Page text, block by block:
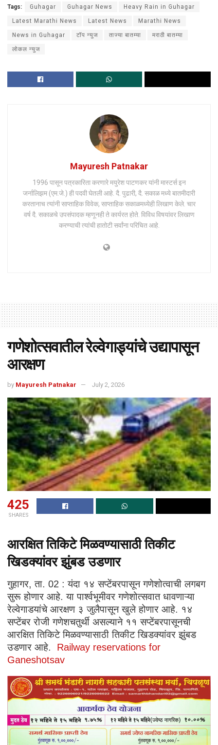
Tags: Guhagar Guhagar News Heavy Rain in Guhagar
Latest Marathi News Latest News Marathi News
News in Guhagar टॉप न्युज ताज्या बातम्या मराठी बातम्या
लोकल न्युज
Mayuresh Patnakar
1996 पासून पत्रकारिता करणारे मयुरेश पाटणकर यांनी मास्टर्स इन
जर्नालिझम (एम.जे.) ही पदवी घेतली आहे. दै. पुढारी, दै. सकाळ मध्ये बातमीदारी
करतानाच त्यांनी साप्ताहिक विवेक, साप्ताहिक सकाळमध्येही लिखाण केले. चार
वर्ष दै. सकाळचे उपसंपादक म्हणूनही ते कार्यरत होते. विविध विषयांवर लिखाण
करण्याची त्यांची हातोटी सर्वांना परिचित आहे.
गणेशोत्सवातील रेल्वेगाड्यांचे उद्यापासून
आरक्षण
by Mayuresh Patnakar July 2, 2026
425
SHARES
आरक्षित तिकिटे मिळवण्यासाठी तिकीट
खिडक्यांवर झुंबड उडणार
गुहागर, ता. 02 : यंदा १४ सप्टेंबरपासून गणेशोत्वाची लगबग
सुरू होणार आहे. या पार्श्वभूमीवर गणेशोत्सवात धावणाऱ्या
रेल्वेगाडयांचे आरक्षण ३ जुलैपासून खुले होणार आहे. १४
सप्टेंबर रोजी गणेशचतुर्थी असल्याने ११ सप्टेंबरपासूनची
आरक्षित तिकिटे मिळवण्यासाठी तिकीट खिडक्यांवर झुंबड
उडणार आहे. Railway reservations for
Ganeshotsav